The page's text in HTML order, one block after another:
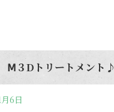
Ⅿ３Dトリートメント♪
6日